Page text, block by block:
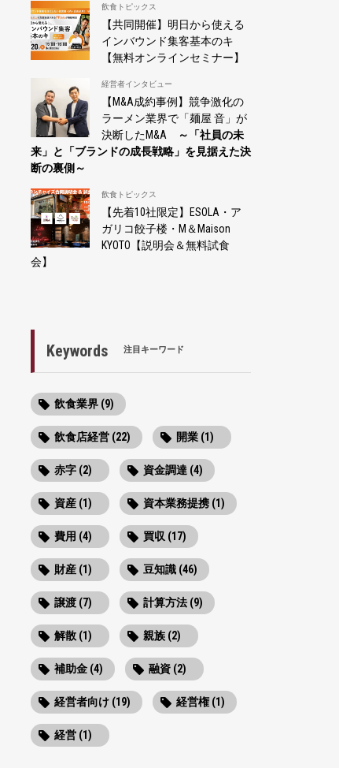
飲食トピックス
【共同開催】明日から使える
インバウンド集客基本のキ
【無料オンラインセミナー】
経営者インタビュー
【M&A成約事例】競争激化の
ラーメン業界で「麺屋 音」が
決断したM&A
～「社員の未
来」と「ブランドの成長戦略」を見据えた決
断の裏側～
飲食トピックス
【先着10社限定】ESOLA・ア
ガリコ餃子楼・M＆Maison
KYOTO【説明会＆無料試食
会】
Keywords 注目キーワード
飲食業界 (9)
飲食店経営 (22) 開業 (1)
赤字 (2) 資金調達 (4)
資産 (1) 資本業務提携 (1)
費用 (4) 買収 (17)
財産 (1) 豆知識 (46)
譲渡 (7) 計算方法 (9)
解散 (1) 親族 (2)
補助金 (4) 融資 (2)
経営者向け (19) 経営権 (1)
経営 (1)